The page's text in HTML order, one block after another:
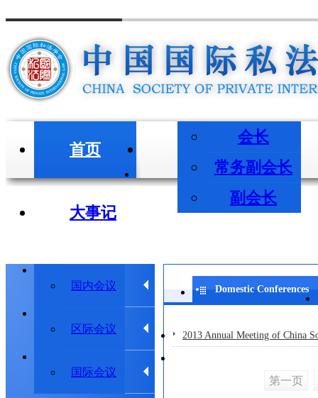
首页
会长
常务副会长
副会长
会长/副会长
大事记
国内会议
区际会议
国际会议
学术会议
学术动态
专题研究委员会
Domestic Conferences
2013 Annual Meeting of China
第一页